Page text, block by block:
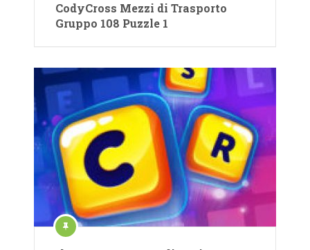
CodyCross Mezzi di Trasporto
Gruppo 108 Puzzle 1